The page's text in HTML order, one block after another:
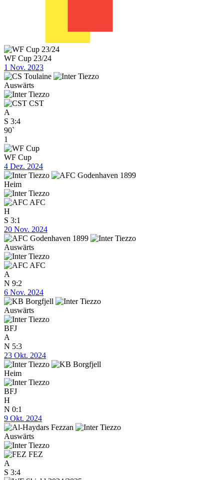
WF Cup 23/24
1 Nov. 2023
Auswärts
CST
A
S 3:4
90`
1
WF Cup
4 Dez. 2024
Heim
AFC
H
S 3:1
20 Nov. 2024
Auswärts
AFC
A
N 9:2
6 Nov. 2024
Auswärts
BFJ
A
N 5:3
23 Okt. 2024
Heim
BFJ
H
N 0:1
9 Okt. 2024
Auswärts
FEZ
A
S 3:4